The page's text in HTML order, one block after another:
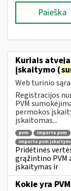
Paieška
Kuriais
įskaitymo (
Web turinio
Registracijos
PVM
permokos
įskaitomas...
pvm importo pvm
importo pvm
Pridėtinės
grąžintino PVM
įskaitymas ir
Kokie yra PVM